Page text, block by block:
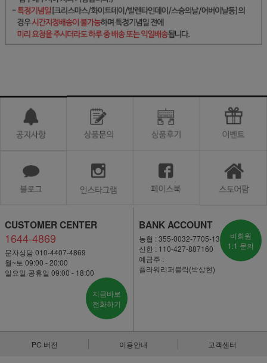
CUSTOMER CENTER
1644-4869
문자상담 010-4407-4869
월~토 09:00 - 20:00
일요일·공휴일 09:00 - 18:00
지금바로
전화하기
BANK ACCOUNT
농협 : 355-0032-7705-13
신한 : 110-427-887160
예금주 :
플라워리퍼블릭(박상현)
비회원
1:1 문의
PC 버전 이용안내 고객센터